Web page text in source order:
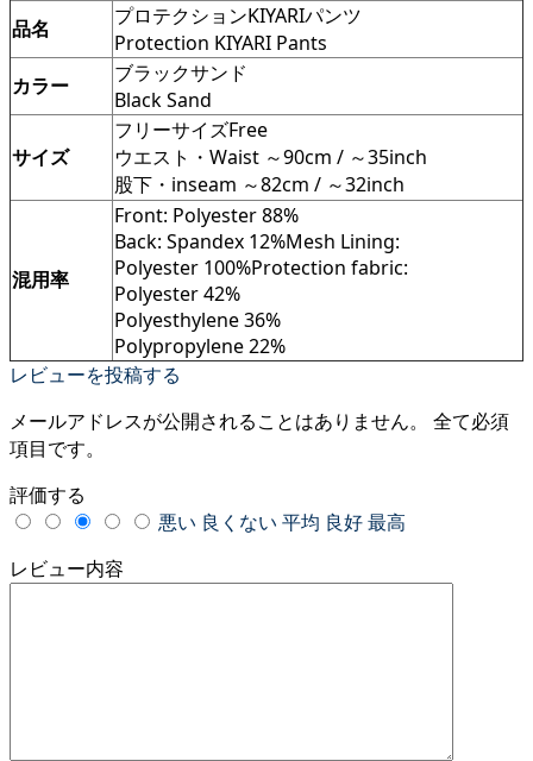
品名
プロテクションKIYARIパンツ
Protection KIYARI Pants
カラー
ブラックサンド
Black Sand
サイズ
フリーサイズFree
ウエスト・Waist ～90cm / ～35inch
股下・inseam ～82cm / ～32inch
混用率
Front: Polyester 88%
Back: Spandex 12%Mesh Lining:
Polyester 100%Protection fabric:
Polyester 42%
Polyesthylene 36%
Polypropylene 22%
レビューを投稿する
メールアドレスが公開されることはありません。
全て必須
項目です。
評価する
悪い 良くない 平均 良好最高
レビュー内容